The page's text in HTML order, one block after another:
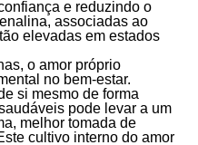
e reduzindo o
associadas ao
elevadas em estados
o amor próprio
no bem-estar.
si mesmo de forma
pode levar a um
melhor tomada de
cultivo interno do amor